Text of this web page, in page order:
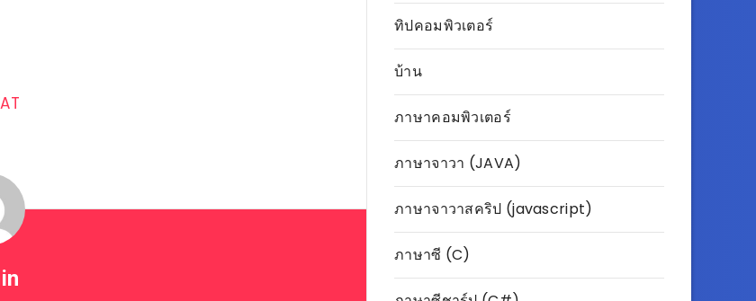
ทิปคอมพิวเตอร์
บ้าน
ภาษาคอมพิวเตอร์
ภาษาจาวา (JAVA)
ภาษาจาวาสคริป (javascript)
ภาษาซี (C)